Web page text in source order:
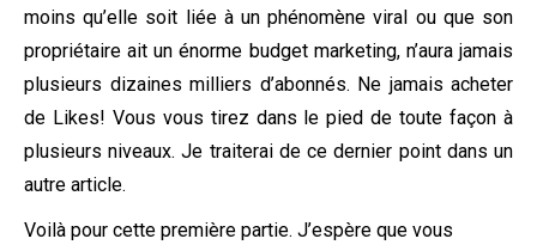
moins qu’elle soit liée à un phénomène viral ou que son
propriétaire ait un énorme budget marketing, n’aura jamais
plusieurs dizaines milliers d’abonnés. Ne jamais acheter
de Likes! Vous vous tirez dans le pied de toute façon à
plusieurs niveaux. Je traiterai de ce dernier point dans un
autre article.
Voilà pour cette première partie. J’espère que vous